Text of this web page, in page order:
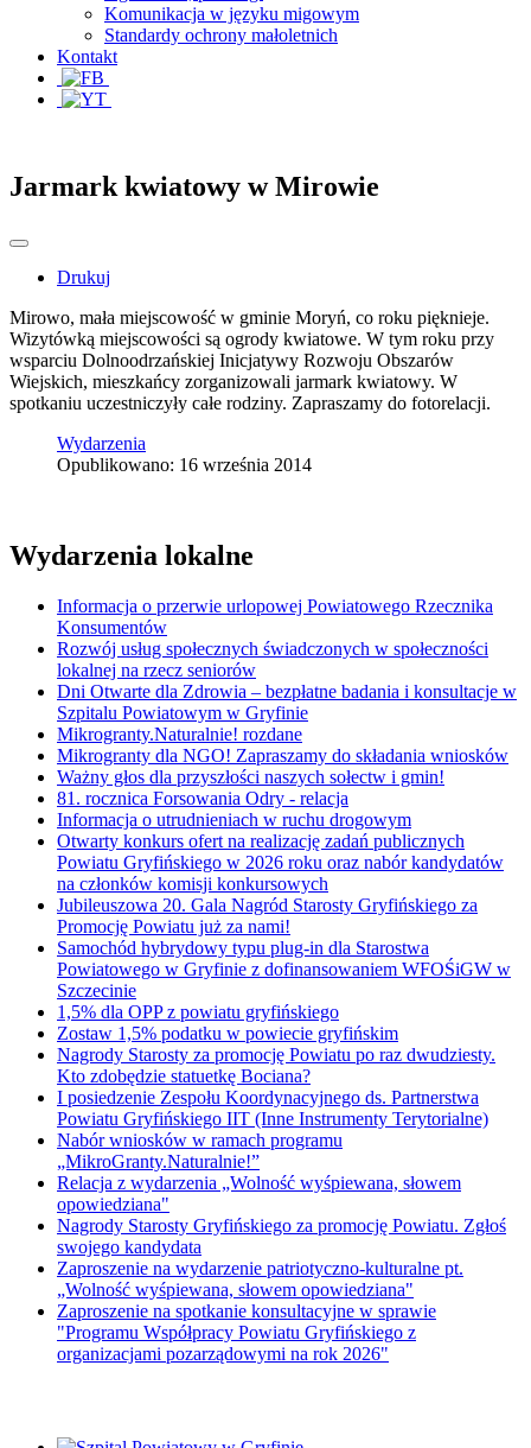
Komunikacja w języku migowym
Standardy ochrony małoletnich
Kontakt
Jarmark kwiatowy w Mirowie
Drukuj
Mirowo, mała miejscowość w gminie Moryń, co roku pięknieje.
Wizytówką miejscowości są ogrody kwiatowe. W tym roku przy
wsparciu Dolnoodrzańskiej Inicjatywy Rozwoju Obszarów
Wiejskich, mieszkańcy zorganizowali jarmark kwiatowy. W
spotkaniu uczestniczyły całe rodziny. Zapraszamy do fotorelacji.
Wydarzenia
Opublikowano: 16 września 2014
Wydarzenia lokalne
Informacja o przerwie urlopowej Powiatowego Rzecznika
Konsumentów
Rozwój usług społecznych świadczonych w społeczności
lokalnej na rzecz seniorów
Dni Otwarte dla Zdrowia – bezpłatne badania i konsultacje w
Szpitalu Powiatowym w Gryfinie
Mikrogranty.Naturalnie! rozdane
Mikrogranty dla NGO! Zapraszamy do składania wniosków
Ważny głos dla przyszłości naszych sołectw i gmin!
81. rocznica Forsowania Odry - relacja
Informacja o utrudnieniach w ruchu drogowym
Otwarty konkurs ofert na realizację zadań publicznych
Powiatu Gryfińskiego w 2026 roku oraz nabór kandydatów
na członków komisji konkursowych
Jubileuszowa 20. Gala Nagród Starosty Gryfińskiego za
Promocję Powiatu już za nami!
Samochód hybrydowy typu plug-in dla Starostwa
Powiatowego w Gryfinie z dofinansowaniem WFOŚiGW w
Szczecinie
1,5% dla OPP z powiatu gryfińskiego
Zostaw 1,5% podatku w powiecie gryfińskim
Nagrody Starosty za promocję Powiatu po raz dwudziesty.
Kto zdobędzie statuetkę Bociana?
I posiedzenie Zespołu Koordynacyjnego ds. Partnerstwa
Powiatu Gryfińskiego IIT (Inne Instrumenty Terytorialne)
Nabór wniosków w ramach programu
„MikroGranty.Naturalnie!”
Relacja z wydarzenia „Wolność wyśpiewana, słowem
opowiedziana"
Nagrody Starosty Gryfińskiego za promocję Powiatu. Zgłoś
swojego kandydata
Zaproszenie na wydarzenie patriotyczno-kulturalne pt.
„Wolność wyśpiewana, słowem opowiedziana"
Zaproszenie na spotkanie konsultacyjne w sprawie
"Programu Współpracy Powiatu Gryfińskiego z
organizacjami pozarządowymi na rok 2026"